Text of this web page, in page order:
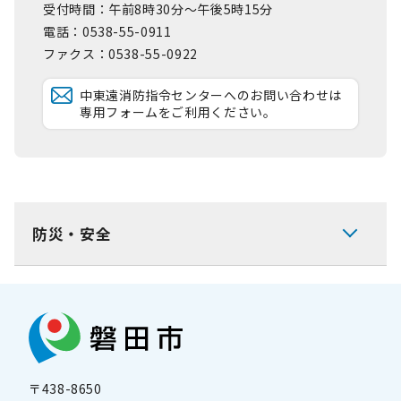
受付時間：午前8時30分～午後5時15分
電話：0538-55-0911
ファクス：0538-55-0922
中東遠消防指令センターへのお問い合わせは
専用フォームをご利用ください。
防災・安全
〒438-8650